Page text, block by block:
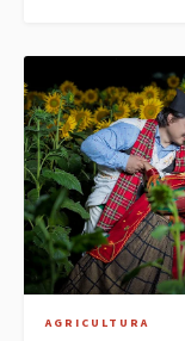
AGRICULTURA